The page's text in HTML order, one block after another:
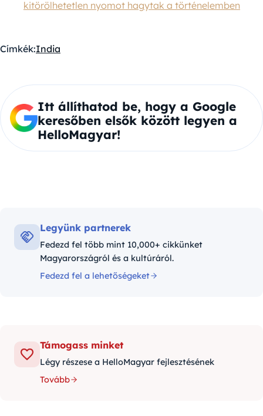
kitörölhetetlen nyomot hagytak a történelemben
Címkék:India
Itt állíthatod be, hogy a Google
keresőben elsők között legyen a
HelloMagyar!
Legyünk partnerek
Fedezd fel több mint 10,000+ cikkünket
Magyarországról és a kultúráról.
Fedezd fel a lehetőségeket
Támogass minket
Légy részese a HelloMagyar fejlesztésének
Tovább